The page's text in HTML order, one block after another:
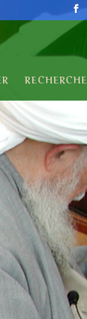
RECHERCHE